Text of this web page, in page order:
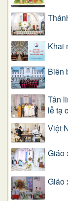
Khai
Biên
Tân
lễ tạ
Việt
Giáo
Giáo